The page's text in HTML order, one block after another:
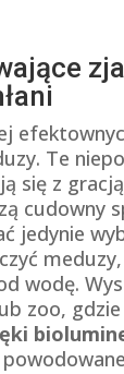
Te
się z
cudowny
jedynie
wodę.
zoo,